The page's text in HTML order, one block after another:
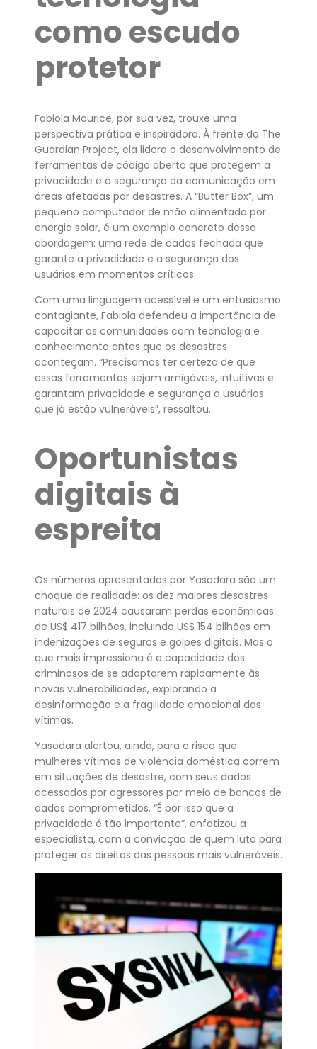
como escudo
protetor
Fabiola Maurice, por sua vez, trouxe uma
perspectiva prática e inspiradora. À frente do The
Guardian Project, ela lidera o desenvolvimento de
ferramentas de código aberto que protegem a
privacidade e a segurança da comunicação em
áreas afetadas por desastres. A “Butter Box”, um
pequeno computador de mão alimentado por
energia solar, é um exemplo concreto dessa
abordagem: uma rede de dados fechada que
garante a privacidade e a segurança dos
usuários em momentos críticos.
Com uma linguagem acessível e um entusiasmo
contagiante, Fabiola defendeu a importância de
capacitar as comunidades com tecnologia e
conhecimento antes que os desastres
aconteçam. “Precisamos ter certeza de que
essas ferramentas sejam amigáveis, intuitivas e
garantam privacidade e segurança a usuários
que já estão vulneráveis”, ressaltou.
Oportunistas
digitais à
espreita
Os números apresentados por Yasodara são um
choque de realidade: os dez maiores desastres
naturais de 2024 causaram perdas econômicas
de US$ 417 bilhões, incluindo US$ 154 bilhões em
indenizações de seguros e golpes digitais. Mas o
que mais impressiona é a capacidade dos
criminosos de se adaptarem rapidamente às
novas vulnerabilidades, explorando a
desinformação e a fragilidade emocional das
vítimas.
Yasodara alertou, ainda, para o risco que
mulheres vítimas de violência doméstica correm
em situações de desastre, com seus dados
acessados por agressores por meio de bancos de
dados comprometidos. “É por isso que a
privacidade é tão importante”, enfatizou a
especialista, com a convicção de quem luta para
proteger os direitos das pessoas mais vulneráveis.